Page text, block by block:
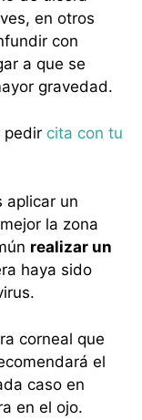
en otros
con
a que se
gravedad.
pedir cita con tu
aplicar un
la zona
realizar un
haya sido
corneal que
el
caso en
en el ojo.